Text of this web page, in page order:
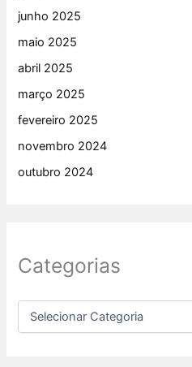
junho 2025
maio 2025
abril 2025
março 2025
fevereiro 2025
novembro 2024
outubro 2024
Categorias